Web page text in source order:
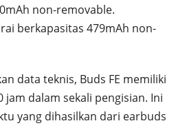
non-removable.
berkapasitas 479mAh non-
data teknis, Buds FE memiliki
dalam sekali pengisian. Ini
yang dihasilkan dari earbuds